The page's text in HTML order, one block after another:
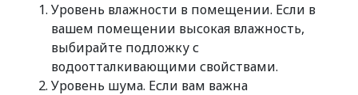
Уровень влажности в помещении. Если в
вашем помещении высокая влажность,
выбирайте подложку с
водоотталкивающими свойствами.
Уровень шума. Если вам важна